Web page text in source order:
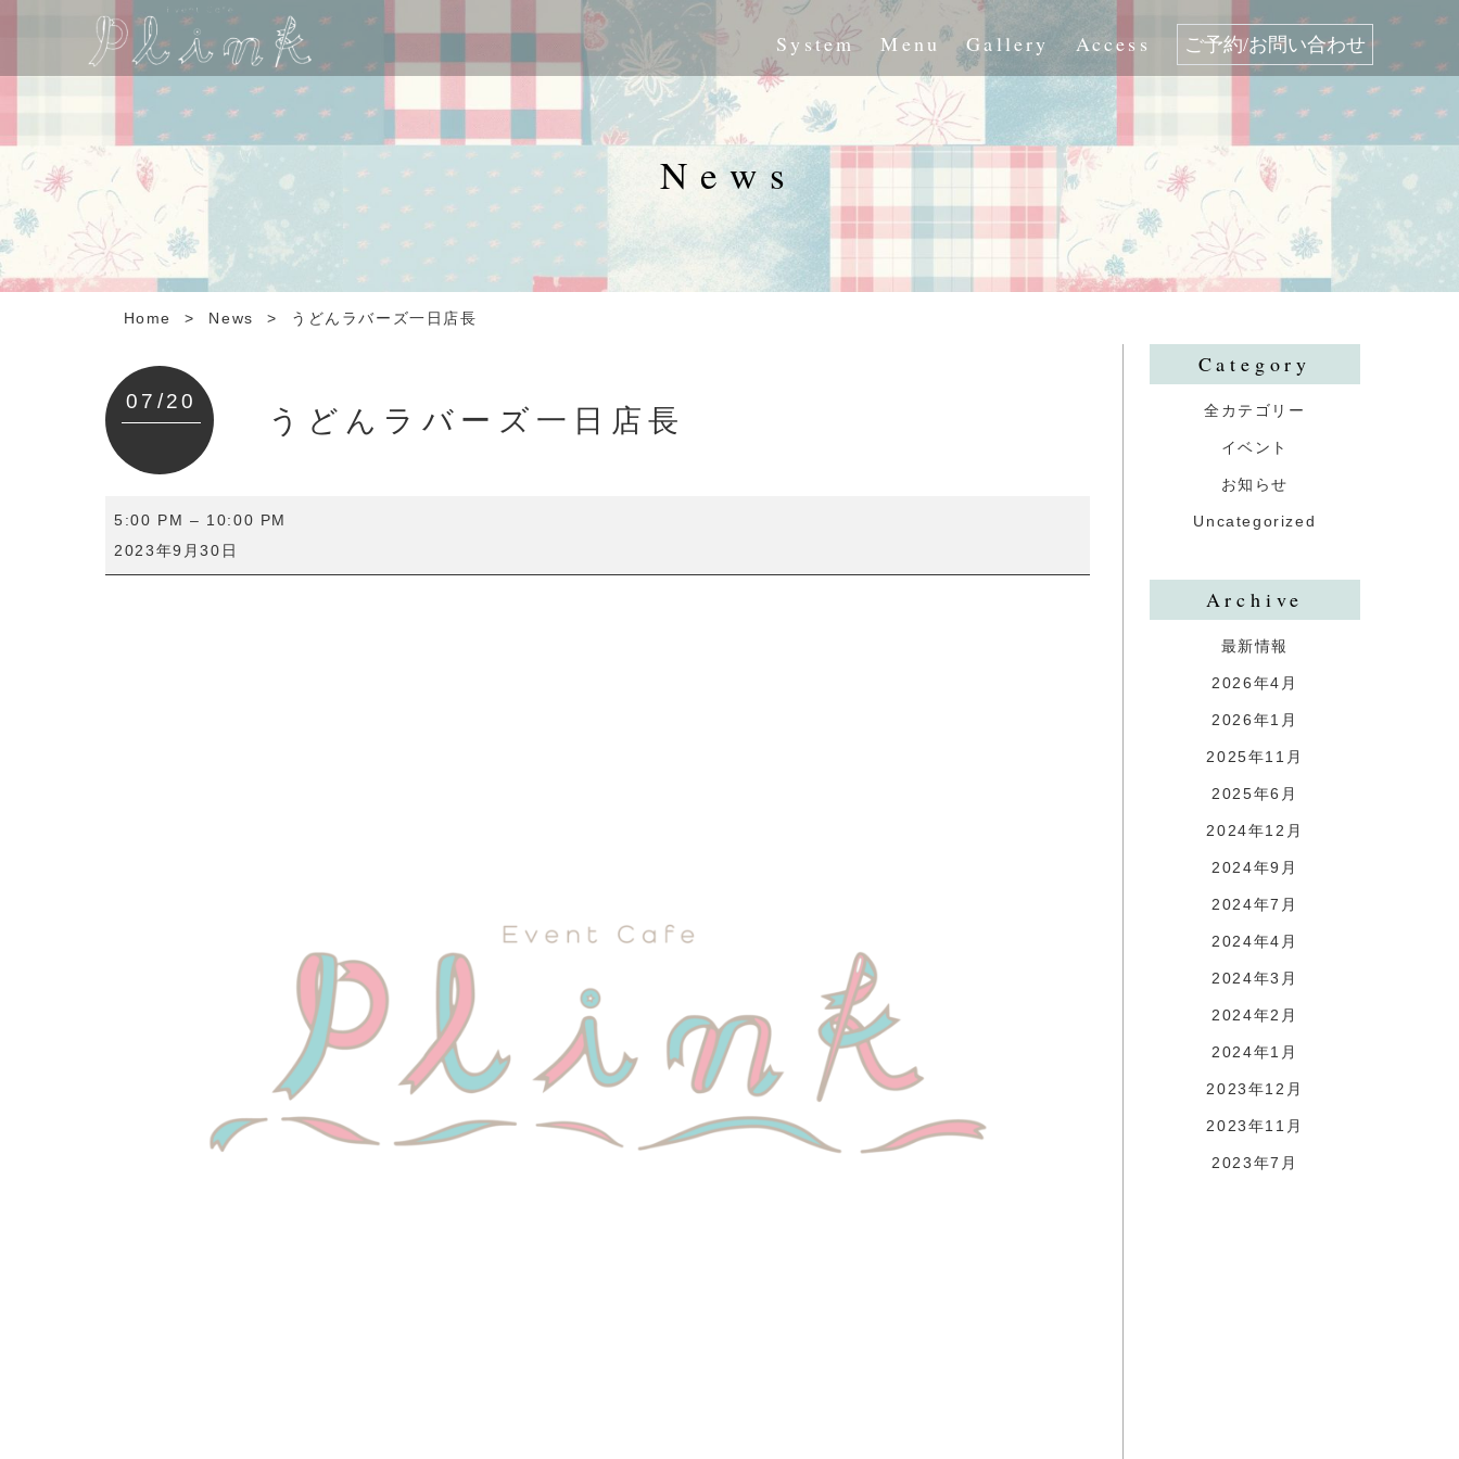
System Menu Gallery Access ご予約/お問い合わせ
News
Home > News > うどんラバーズ一日店長
07/20
うどんラバーズ一日店長
ん
5:00 PM – 10:00 PM
2023年9月30日
Category
全カテゴリー
イベント
お知らせ
Uncategorized
Archive
最新情報
2026年4月
2026年1月
2025年11月
2025年6月
2024年12月
2024年9月
2024年7月
2024年4月
2024年3月
2024年2月
2024年1月
2023年12月
2023年11月
2023年7月